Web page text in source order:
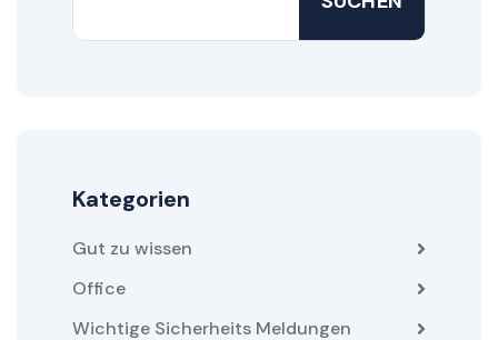
Kategorien
Gut zu wissen
Office
Wichtige Sicherheits Meldungen